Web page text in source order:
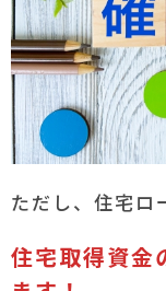
ただし、住宅ロ
住宅取得資金